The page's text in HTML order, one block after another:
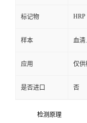
标记物 HRP
样本 血清
应用 仅供
是否进口 否
检测原理